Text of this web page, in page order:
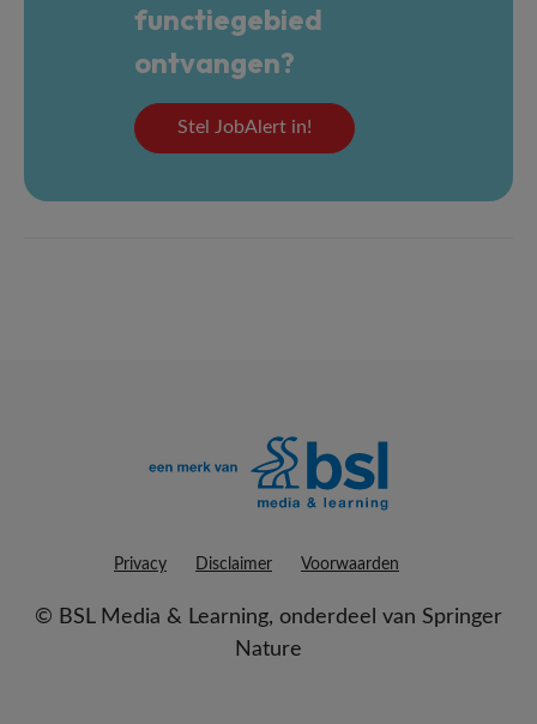
functiegebied
ontvangen?
Stel JobAlert in!
Privacy Disclaimer Voorwaarden
© BSL Media & Learning, onderdeel van Springer
Nature